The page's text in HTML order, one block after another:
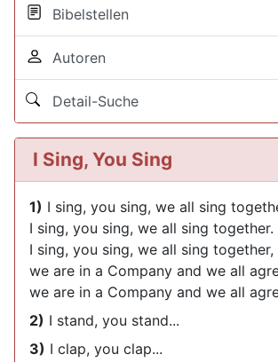
Bibelstellen
Autoren
Detail-Suche
I Sing, You Sing
1) I sing, you sing, we all sing
I sing, you sing, we all sing together.
I sing, you sing, we all sing together,
we are in a Company and we all
we are in a Company and we all
2) I stand, you stand...
3) I clap, you clap...